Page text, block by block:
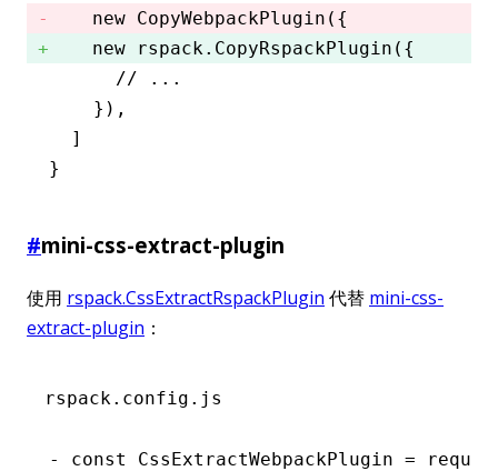
    new
CopyWebpackPlugin ({
    new rspack.CopyRspackPlugin({
      // ...
    })
,
  ]
}
#mini-css-extract-plugin
使用 rspack.CssExtractRspackPlugin 代替 mini-css-
extract-plugin ：
rspack.config.js
- const CssExtractWebpackPlugin =